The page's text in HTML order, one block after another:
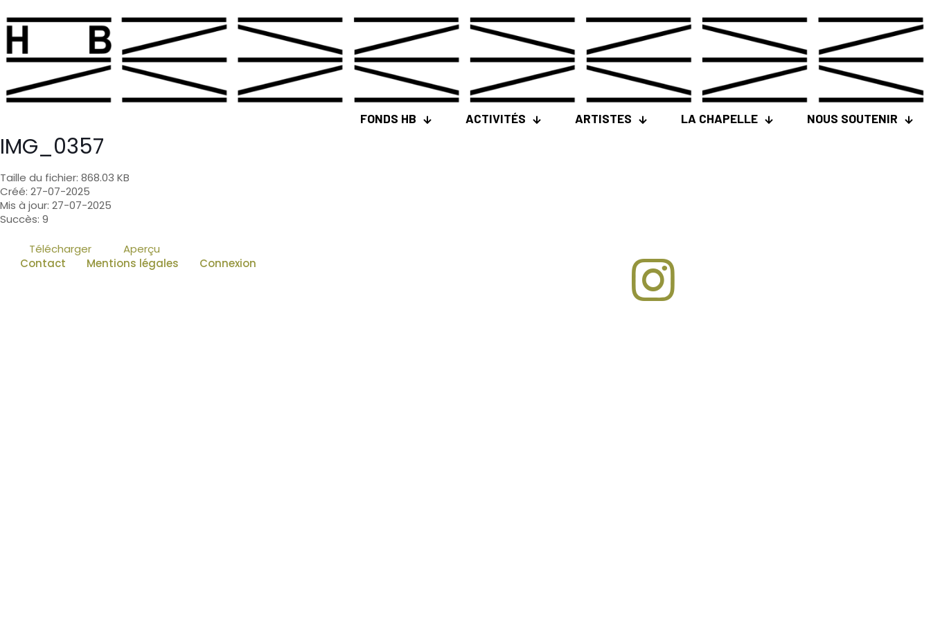
FONDS HB ACTIVITÉS ARTISTES LA CHAPELLE NOUS SOUTENIR
IMG_0357
Taille du fichier: 868.03 KB
Créé: 27-07-2025
Mis à jour: 27-07-2025
Succès: 9
Télécharger
Aperçu
Contact
Mentions légales Connexion